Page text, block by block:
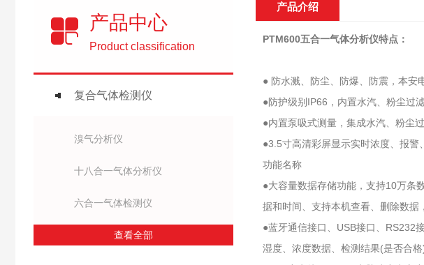
产品中心
Product classification
复合气体检测仪
溴气分析仪
十八合一气体分析仪
六合一气体检测仪
查看全部
产品介绍
PTM600五合一气体分析仪特点：
● 防水溅、防尘、防爆、防震，本安
●防护级别IP66，内置水汽、粉尘过
●内置泵吸式测量，集成水汽、粉尘
●3.5寸高清彩屏显示实时浓度、报
功能名称
●大容量数据存储功能，支持10万条
据和时间、支持本机查看、删除数据
●蓝牙通信接口、USB接口、RS232
湿度、浓度数据、检测结果(是否合格